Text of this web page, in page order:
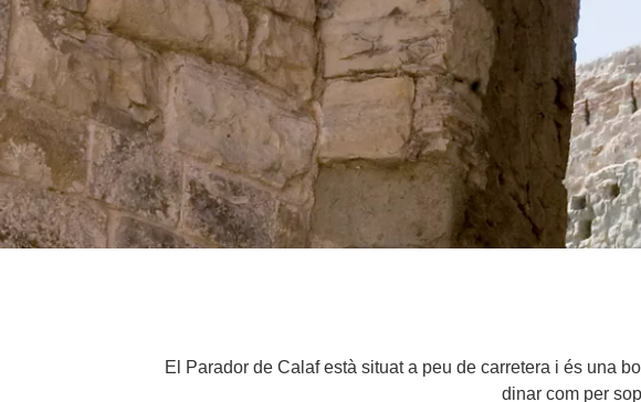
El Parador de Calaf està situat a peu de carretera i és una
dinar com per